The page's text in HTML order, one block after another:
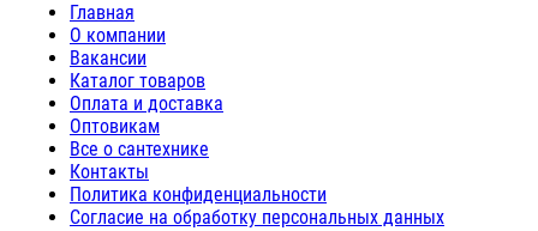
Главная
О компании
Вакансии
Каталог товаров
Оплата и доставка
Оптовикам
Все о сантехнике
Контакты
Политика конфиденциальности
Согласие на обработку персональных данных